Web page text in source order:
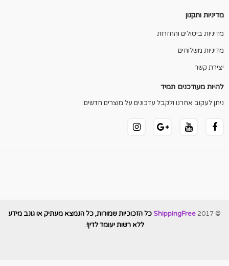
מדיניות ותקנון
מדיניות ביטולים והחזרות
מדיניות משלוחים
יצירת קשר
להיות מעודכנים תמיד
ניתן לעקוב אחרנו ולקבל עדכונים על מוצרים חדשים:
© 2017
ShippingFreeכל הזכוכיות שמורות, כל הנמצא מעתיק או גונב מידע
ללא רשות יעומד לדין!.